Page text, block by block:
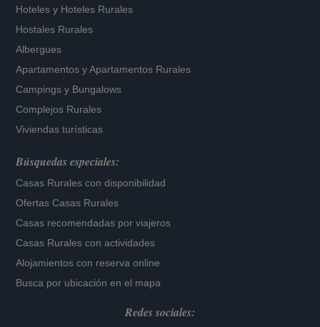
Hoteles y Hoteles Rurales
Hostales Rurales
Albergues
Apartamentos yApartamentos Rurales
Campings y Bungalows
Complejos Rurales
Viviendas turísticas
Búsquedas especiales:
Casas Rurales con disponibilidad
Ofertas Casas Rurales
Casas recomendadas por viajeros
Casas Rurales con actividades
Alojamientos con reserva online
Busca por ubicación en el mapa
Redes sociales: